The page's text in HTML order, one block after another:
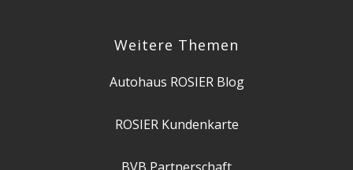
Weitere Themen
Autohaus ROSIER Blog
ROSIER Kundenkarte